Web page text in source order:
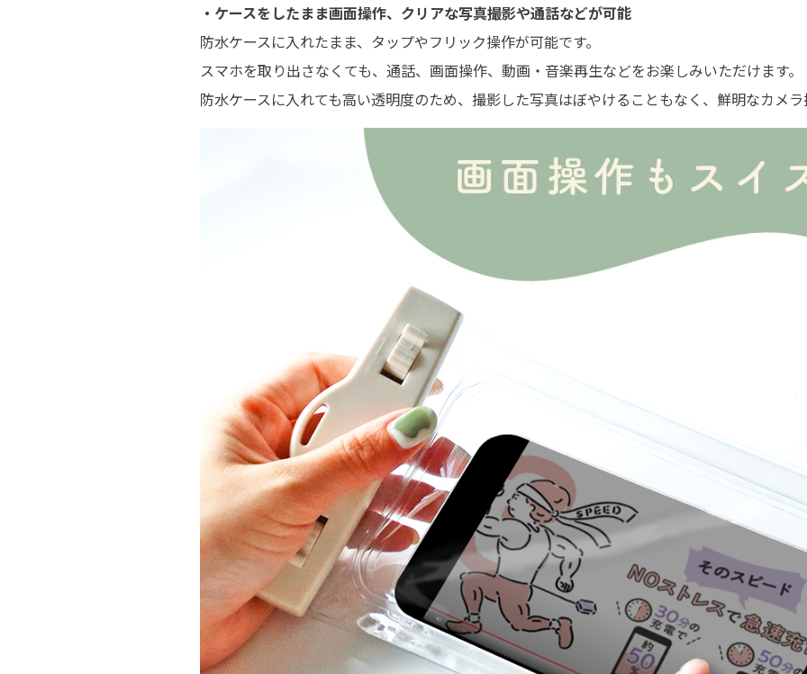
・ケースをしたまま画面操作、クリアな写真撮影や通話などが可能
防水ケースに入れたまま、タップやフリック操作が可能です。
スマホを取り出さなくても、通話、画面操作、動画・音楽再生などをお楽しみいただけます。
防水ケースに入れても高い透明度のため、撮影した写真はぼやけることもなく、鮮明なカメ